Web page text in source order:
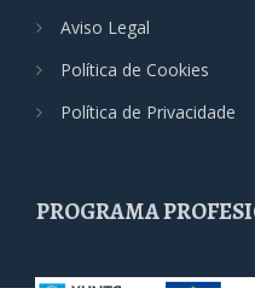
Aviso Legal
Política de Cookies
Política de Privacidade
PROGRAMA